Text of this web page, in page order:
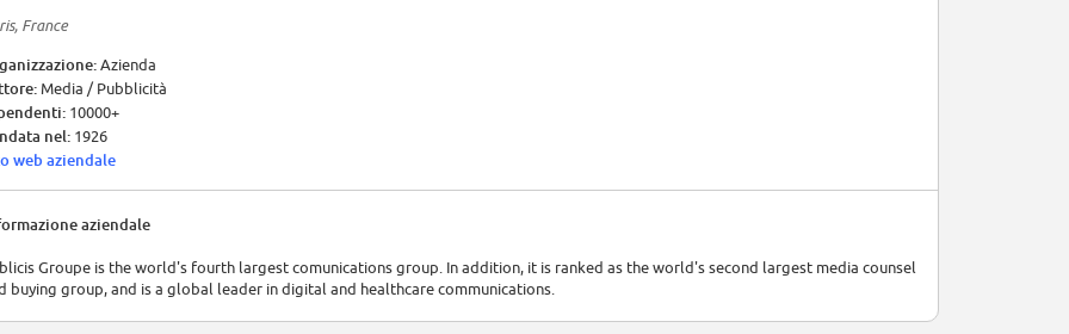
France
Azienda
Media / Pubblicità
10000+
nel: 1926
web aziendale
aziendale
Groupe is the world's fourth largest comunications group. In addition, it is ranked as the world's second largest media counsel
buying group, and is a global leader in digital and healthcare communications.